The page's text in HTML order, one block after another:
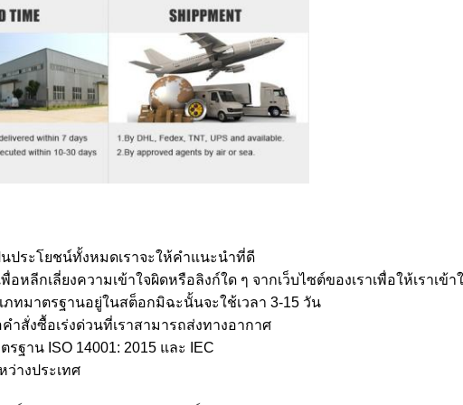
ประโยชน์ทั้งหมดเราจะให้คำแนะนำที่ดี
หลีกเลี่ยงความเข้าใจผิดหรือลิงก์ใด ๆ จากเว็บไซต์ของเราเพื่อให้เราเข้า
ทมาตรฐานอยู่ในสต็อกมิฉะนั้นจะใช้เวลา 3-15 วัน
ำสั่งซื้อเร่งด่วนที่เราสามารถส่งทางอากาศ
ฐาน ISO 14001: 2015 และ IEC
างประเทศ